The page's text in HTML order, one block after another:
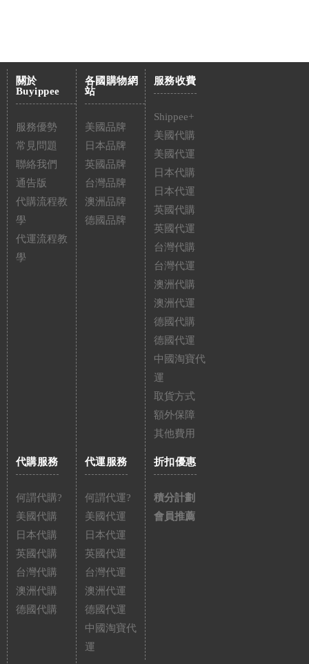
關於
Buyippee
服務優勢
常見問題
聯絡我們
通告版
代購流程教
學
代運流程教
學
各國購物網
站
美國品牌
日本品牌
英國品牌
台灣品牌
澳洲品牌
德國品牌
服務收費
Shippee+
美國代購
美國代運
日本代購
日本代運
英國代購
英國代運
台灣代購
台灣代運
澳洲代購
澳洲代運
德國代購
德國代運
中國淘寶代
運
取貨方式
額外保障
其他費用
代購服務
何謂代購?
美國代購
日本代購
英國代購
台灣代購
澳洲代購
德國代購
代運服務
何謂代運?
美國代運
日本代運
英國代運
台灣代運
澳洲代運
德國代運
中國淘寶代
運
折扣優惠
積分計劃
會員推薦